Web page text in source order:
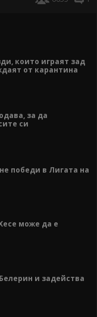
които играят зад
от карантина
за да
си
победи в Лигата на
може да е
и задейства